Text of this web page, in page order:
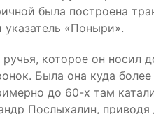
была построена
«Поныри».
которое он носил
Была она куда
до 60-х там
Послыхалин,